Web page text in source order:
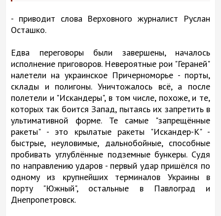
- приводит слова Верховного журналист Руслан
Осташко.
Едва переговоры были завершены, началось
исполнение приговоров. Невероятные рои "Гераней"
налетели на украинское Причерноморье - порты,
склады и полигоны. Уничтожалось всё, а после
полетели и "Искандеры", в том числе, похоже, и те,
которых так боится Запад, пытаясь их запретить в
ультимативной форме. Те самые "запрещённые
ракеты" - это крылатые ракеты "Искандер-К" -
быстрые, неуловимые, дальнобойные, способные
пробивать углублённые подземные бункеры. Судя
по направлению ударов - первый удар пришёлся по
одному из крупнейших терминалов Украины в
порту "Южный", остальные в Павлоград и
Днепропетровск.